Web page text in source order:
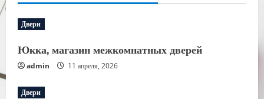
Двери
Юкка, магазин межкомнатных дверей
admin 11 апреля, 2026
Двери